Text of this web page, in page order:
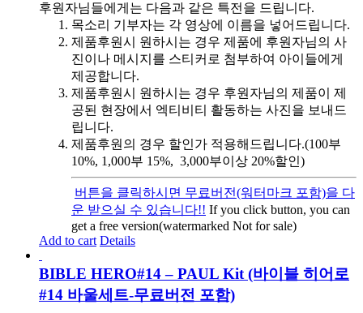
후원자님들에게는 다음과 같은 특전을 드립니다.
목소리 기부자는 각 영상에 이름을 넣어드립니다.
제품후원시 원하시는 경우 제품에 후원자님의 사
진이나 메시지를 스티커로 첨부하여 아이들에게
제공합니다.
제품후원시 원하시는 경우 후원자님의 제품이 제
공된 현장에서 엑티비티 활동하는 사진을 보내드
립니다.
제품후원의 경우 할인가 적용해드립니다.(100부
10%, 1,000부 15%, 3,000부이상 20%할인)
버튼을 클릭하시면 무료버전(워터마크 포함)을 다
운 받으실 수 있습니다!! If you click button, you can
get a free version(watermarked Not for sale)
Add to cart Details
BIBLE HERO#14 – PAUL Kit (바이블 히어로
#14 바울세트-무료버전 포함)